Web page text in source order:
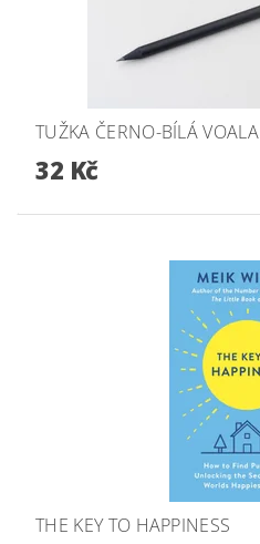
TUŽKA ČERNO-BÍLÁ VOALA
32 Kč
THE KEY TO HAPPINESS